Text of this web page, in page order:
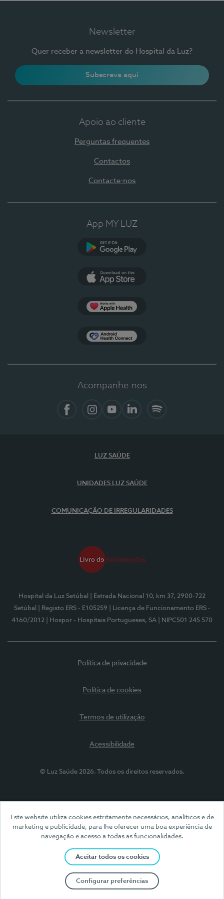
Este website utiliza cookies estritamente necessários, analíticos e de
marketing e publicidade, para lhe oferecer uma boa experiência de
navegação e acesso a todas as funcionalidades.
Aceitar todos os cookies
Configurar preferências
Newsletter
Quer receber a newsletter do Hospital da Luz?
Subscreva aqui
Apoio ao cliente
Perguntas frequentes
Contactos
Contacte-nos
App MY LUZ
Acompanhe-nos
LUZ SAÚDE
UNIDADES LUZ SAÚDE
COMUNICAÇÃO DE IRREGULARIDADES
Hospital da Luz Setúbal
| Estrada Nacional 10, km 37, 2900-722
Setúbal
| Registo ERS - E105259
| Licença de Funcionamento ERS -
4160/2012
| Hospor - Hospitais Portugueses, SA | NIPC501 245 570
Política de privacidade
Política de cookies
Termos de utilização
Acessibilidade
© Luz Saúde 2026. Todos os direitos reservados.